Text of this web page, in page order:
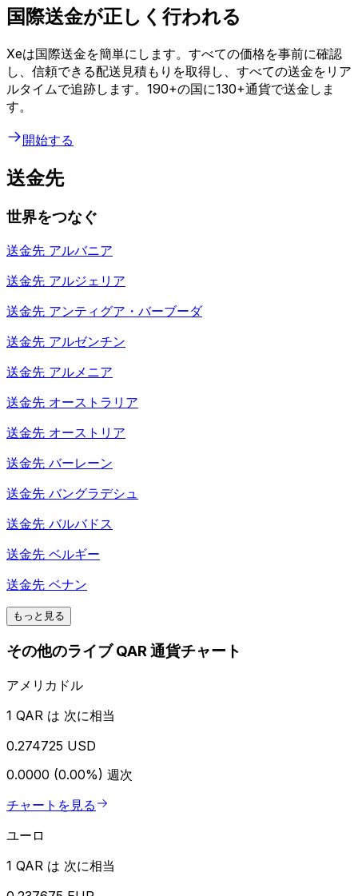
国際送金が正しく行われる
Xeは国際送金を簡単にします。すべての価格を事前に確認
し、信頼できる配送見積もりを取得し、すべての送金をリア
ルタイムで追跡します。190+の国に130+通貨で送金しま
す。
開始する
送金先
世界をつなぐ
送金先 アルバニア
送金先 アルジェリア
送金先 アンティグア・バーブーダ
送金先 アルゼンチン
送金先 アルメニア
送金先 オーストラリア
送金先 オーストリア
送金先 バーレーン
送金先 バングラデシュ
送金先 バルバドス
送金先 ベルギー
送金先 ベナン
もっと見る
その他のライブ QAR 通貨チャート
アメリカドル
1 QAR は 次に相当
0.274725 USD
0.0000 (0.00%) 週次
チャートを見る
ユーロ
1 QAR は 次に相当